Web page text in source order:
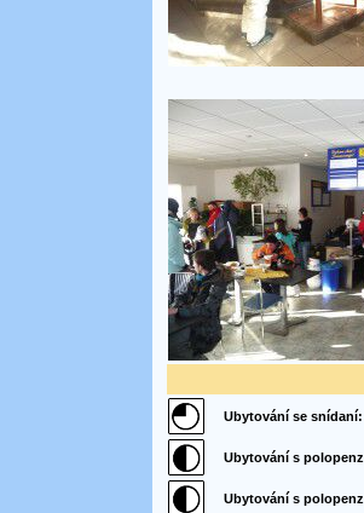
Ubytování se snídaní:
Ubytování s
Ubytování s